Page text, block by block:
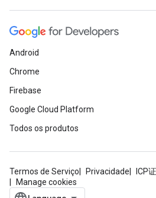
Android
Chrome
Firebase
Google Cloud Platform
Todos os produtos
Termos de Serviço Privacidade
ICP
Manage cookies